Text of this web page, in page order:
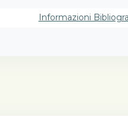
Informazioni